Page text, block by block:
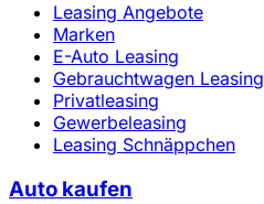
Leasing Angebote
Marken
E-Auto Leasing
Gebrauchtwagen Leasing
Privatleasing
Gewerbeleasing
Leasing Schnäppchen
Auto kaufen